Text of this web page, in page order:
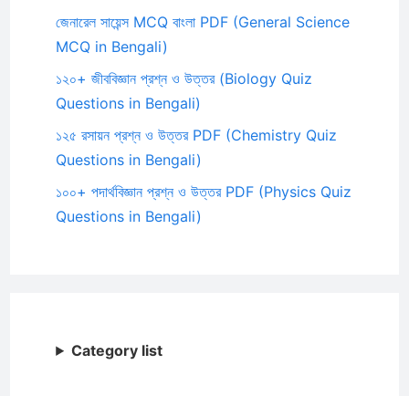
জেনারেল সায়েন্স MCQ বাংলা PDF (General Science
MCQ in Bengali)
১২০+ জীববিজ্ঞান প্রশ্ন ও উত্তর (Biology Quiz
Questions in Bengali)
১২৫ রসায়ন প্রশ্ন ও উত্তর PDF (Chemistry Quiz
Questions in Bengali)
১০০+ পদার্থবিজ্ঞান প্রশ্ন ও উত্তর PDF (Physics Quiz
Questions in Bengali)
Category list